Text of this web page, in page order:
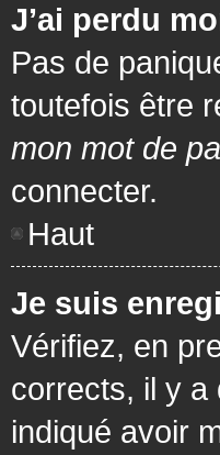
J’ai perdu
Pas de
toutefois être
mon mot de
connecter.
Haut
Je suis
Vérifiez, en
corrects, il y a
indiqué avoir